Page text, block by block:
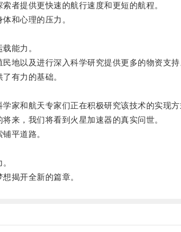
提供更快速的航行速度和更短的航程。
和心理的压力。
能力。
地以及进行深入科学研究提供更多的物资支
有力的基础。
家和航天专家们正在积极研究该技术的实现
，我们将看到火星加速器的真实问世。
平道路。
揭开全新的篇章。